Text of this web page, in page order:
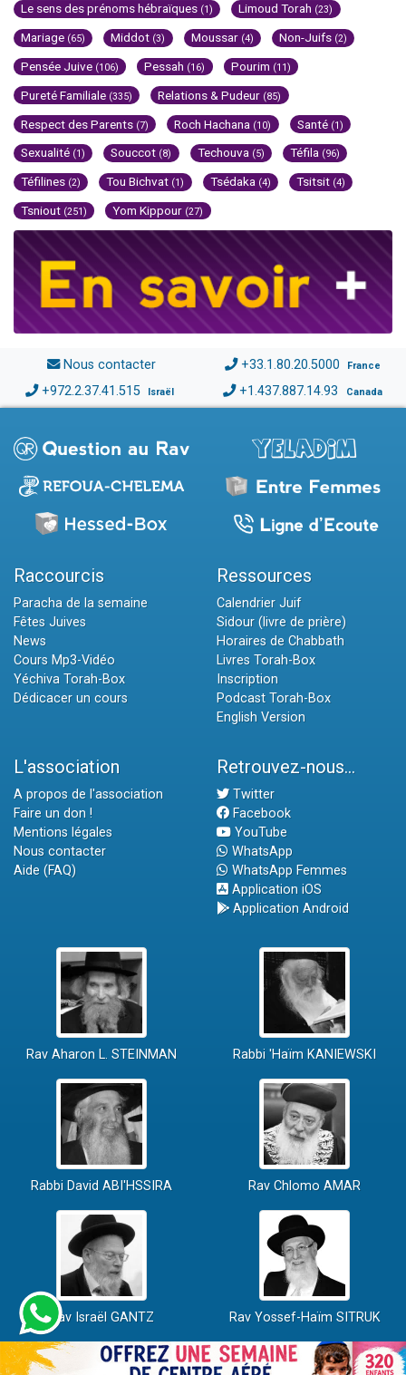
Le sens des prénoms hébraïques (1) Limoud Torah (23)
Mariage (65) Middot (3) Moussar (4) Non-Juifs (2)
Pensée Juive (106) Pessah (16) Pourim (11)
Pureté Familiale (335) Relations & Pudeur (85)
Respect des Parents (7) Roch Hachana (10) Santé (1)
Sexualité (1) Souccot (8) Techouva (5) Téfila (96)
Téfilines (2) Tou Bichvat (1) Tsédaka (4) Tsitsit (4)
Tsniout (251) Yom Kippour (27)
Nous contacter +33.1.80.20.5000 France
+972.2.37.41.515 Israël +1.437.887.14.93 Canada
Raccourcis
Paracha de la semaine
Fêtes Juives
News
Cours Mp3-Vidéo
Yéchiva Torah-Box
Dédicacer un cours
Ressources
Calendrier Juif
Sidour (livre de prière)
Horaires de Chabbath
Livres Torah-Box
Inscription
Podcast Torah-Box
English Version
L'association
A propos de l'association
Faire un don !
Mentions légales
Nous contacter
Aide (FAQ)
Retrouvez-nous...
Twitter
Facebook
YouTube
WhatsApp
WhatsApp Femmes
Application iOS
Application Android
Rav Aharon L. STEINMAN Rabbi 'Haïm KANIEWSKI
Rabbi David ABI'HSSIRA Rav Chlomo AMAR
Rav Israël GANTZ Rav Yossef-Haïm SITRUK